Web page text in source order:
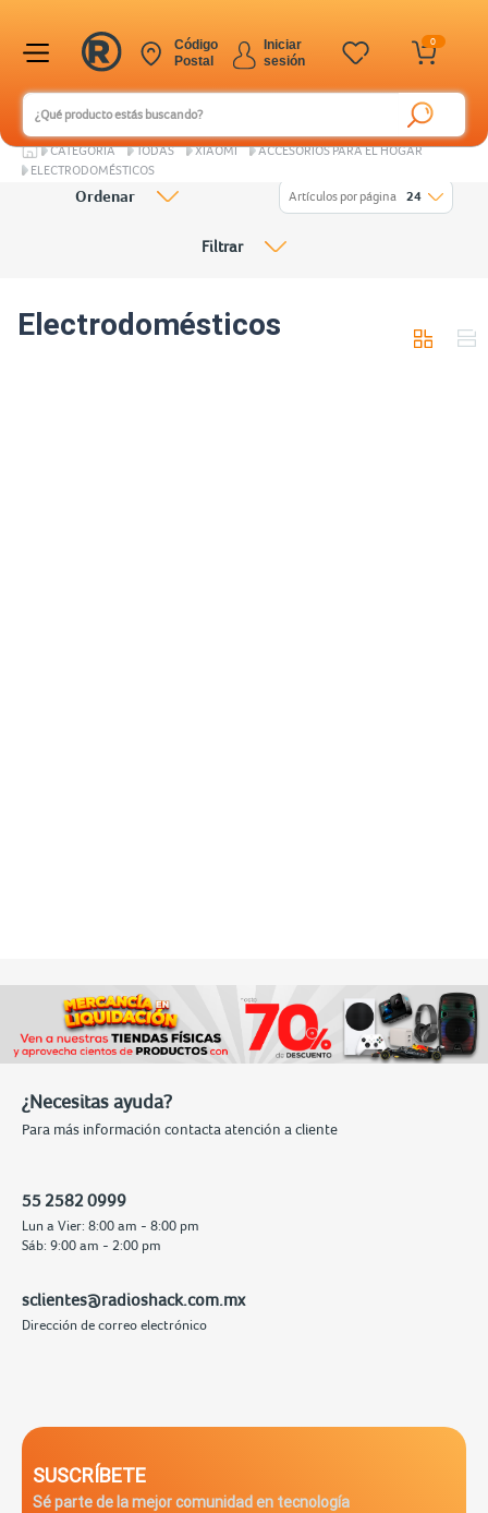
0
Iniciar
sesión
Código
Postal
CATEGORÍA TODAS XIAOMI
ACCESORIOS PARA EL HOGAR
ELECTRODOMÉSTICOS
Electrodomésticos
Ordenar Artículos por página 24
Filtrar
¿Necesitas ayuda?
Para más información contacta atención a cliente
55 2582 0999
Lun a Vier: 8:00 am - 8:00 pm
Sáb: 9:00 am - 2:00 pm
sclientes@radioshack.com.mx
Dirección de correo electrónico
SUSCRÍBETE
Sé parte de la mejor comunidad en tecnología